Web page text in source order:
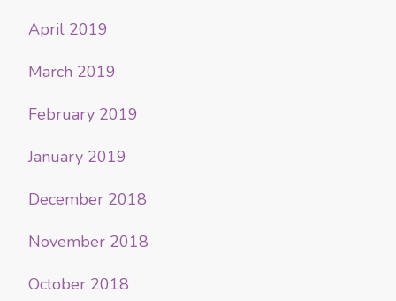
April 2019
March 2019
February 2019
January 2019
December 2018
November 2018
October 2018